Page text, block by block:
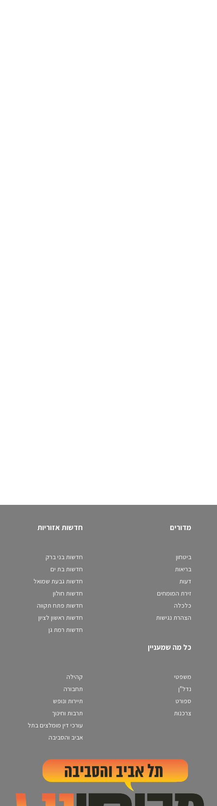
מדורים
ביטחון
בריאות
דעות
זירת המומחים
כלכלה
הצהרת נגישות
חדשות אזוריות
חדשות בני ברק
חדשות בת ים
חדשות גבעת שמואל
חדשות חולון
חדשות פתח תקווה
חדשות ראשון לציון
חדשות רמת גן
כל מה שמעניין
משפטי
נדל"ן
ספורט
צרכנות
קהילה
תחבורה
תיירות ונופש
תרבות וחינוך
עורכי דין מומלצים בתל
אביב והסביבה